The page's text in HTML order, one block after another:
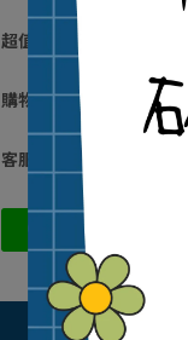
超值優惠區
購物注意事項
客服中心